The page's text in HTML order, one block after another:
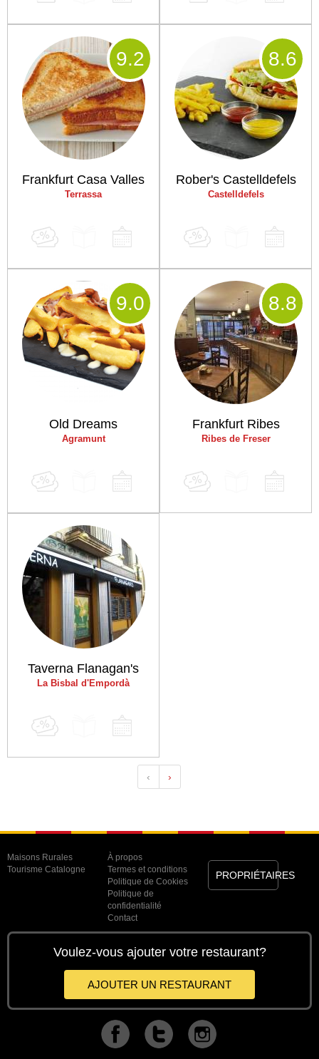
Frankfurt Casa Valles
Terrassa
9.2
Rober's Castelldefels
Castelldefels
8.6
Old Dreams
Agramunt
9.0
Frankfurt Ribes
Ribes de Freser
8.8
Taverna Flanagan's
La Bisbal d'Empordà
‹ ›
Maisons Rurales
Tourisme Catalogne
À propos
Termes et conditions
Politique de Cookies
Politique de
confidentialité
Contact
PROPRIÉTAIRES
Voulez-vous ajouter votre restaurant?
AJOUTER UN RESTAURANT